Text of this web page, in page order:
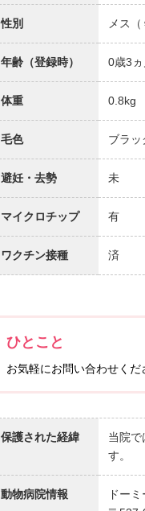
性別 メス
年齢（登録時） 0歳3
体重 0.8kg
毛色 ブラッ
避妊・去勢 未
マイクロチップ 有
ワクチン接種 済
ひとこと
お気軽にお問い合わせくだ
保護された経緯
当院
す。
動物病院情報
ドー